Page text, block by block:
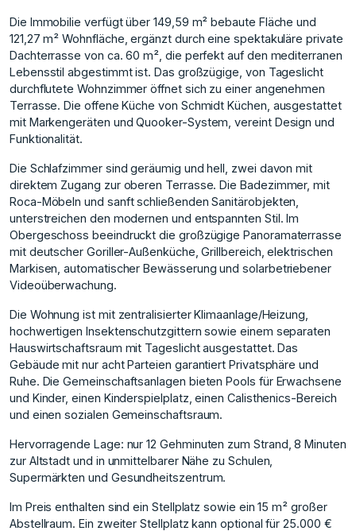
Die Immobilie verfügt über 149,59 m² bebaute Fläche und
121,27 m² Wohnfläche, ergänzt durch eine spektakuläre private
Dachterrasse von ca. 60 m², die perfekt auf den mediterranen
Lebensstil abgestimmt ist. Das großzügige, von Tageslicht
durchflutete Wohnzimmer öffnet sich zu einer angenehmen
Terrasse. Die offene Küche von Schmidt Küchen, ausgestattet
mit Markengeräten und Quooker-System, vereint Design und
Funktionalität.
Die Schlafzimmer sind geräumig und hell, zwei davon mit
direktem Zugang zur oberen Terrasse. Die Badezimmer, mit
Roca-Möbeln und sanft schließenden Sanitärobjekten,
unterstreichen den modernen und entspannten Stil. Im
Obergeschoss beeindruckt die großzügige Panoramaterrasse
mit deutscher Goriller-Außenküche, Grillbereich, elektrischen
Markisen, automatischer Bewässerung und solarbetriebener
Videoüberwachung.
Die Wohnung ist mit zentralisierter Klimaanlage/Heizung,
hochwertigen Insektenschutzgittern sowie einem separaten
Hauswirtschaftsraum mit Tageslicht ausgestattet. Das
Gebäude mit nur acht Parteien garantiert Privatsphäre und
Ruhe. Die Gemeinschaftsanlagen bieten Pools für Erwachsene
und Kinder, einen Kinderspielplatz, einen Calisthenics-Bereich
und einen sozialen Gemeinschaftsraum.
Hervorragende Lage: nur 12 Gehminuten zum Strand, 8 Minuten
zur Altstadt und in unmittelbarer Nähe zu Schulen,
Supermärkten und Gesundheitszentrum.
Im Preis enthalten sind ein Stellplatz sowie ein 15 m² großer
Abstellraum. Ein zweiter Stellplatz kann optional für 25.000 €